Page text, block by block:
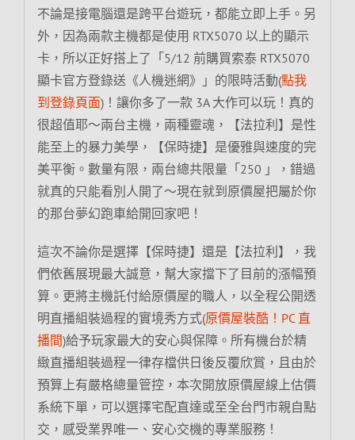
不論是接電腦還是跨平台遊玩，都能立即上手。另
外，因為兩款主機都是使用 RTX5070 以上的顯示
卡，所以正好搭上了「5/12 前購買索泰 RTX5070
顯卡官方登錄送《人機迷網》」的限時活動(點我
到登錄頁面)！讓你多了一款 3A 大作可以玩！真的
很超值耶～兩台主機，兩種靈魂，【法拉利】是性
能至上的暴力美學，【保時捷】是優雅與速度的完
美平衡。數量有限，兩台總共限量「250 」，錯過
就真的只能看別人開了～現在就到原價屋把屬於你
的那台夢幻跑車給開回家吧！
這次不論你是選擇【保時捷】還是【法拉利】，我
們依舊展現最大誠意，幫大家擋下了目前的漲幅預
算。更將主機託付給原價屋的職人，以全程公開透
明直播組裝過程的實境秀方式(原價屋裝酷！PC 直
播間)給予玩家最大的安心與保障。所有機台於精
緻直播組裝過程一律存檔供日後反覆欣賞， 且由於
預算上有嚴格總量管控，本次開放原價屋線上估價
系統下單， 可以選擇宅配直達或至全台門市親自點
交，感受業界唯一、安心交機的專業服務！